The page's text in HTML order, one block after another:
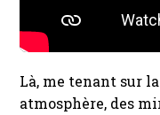
Là, me tenant sur
atmosphère, des